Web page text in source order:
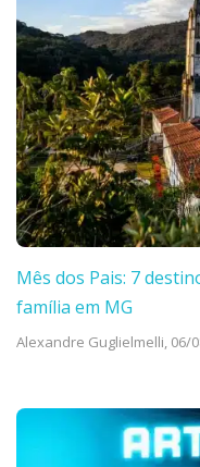
Mês dos Pais: 7
família em MG
Alexandre Guglielmelli, 06/